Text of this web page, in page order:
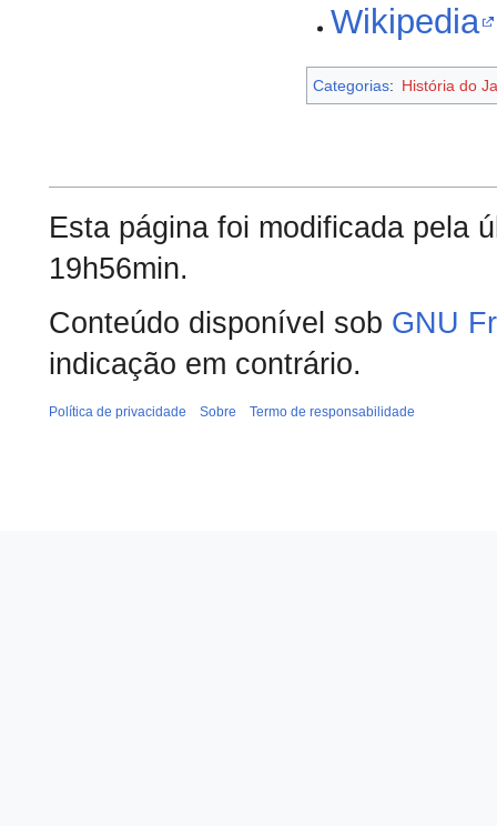
Wikipedia
Categorias: História do
Esta página foi modificada pela
19h56min.
Conteúdo disponível sob GNU
indicação em contrário.
Política de privacidade Sobre Termo de responsabilidade